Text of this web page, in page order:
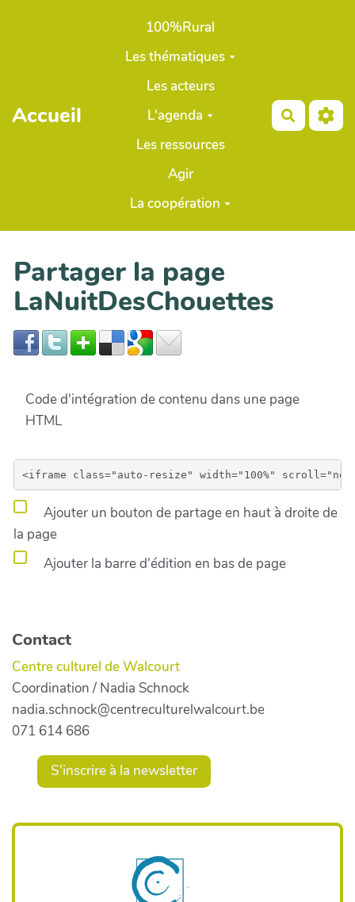
Aller au contenu principal
Accueil
100%Rural
Les thématiques
Les acteurs
L'agenda
Les ressources
Agir
La coopération
Partager la page
LaNuitDesChouettes
Code d'intégration de contenu dans une page
HTML
Ajouter un bouton de partage en haut à droite de
la page
Ajouter la barre d'édition en bas de page
Contact
Centre culturel de Walcourt
Coordination / Nadia Schnock
nadia.schnock@centreculturelwalcourt.be
071 614 686
S'inscrire à la newsletter